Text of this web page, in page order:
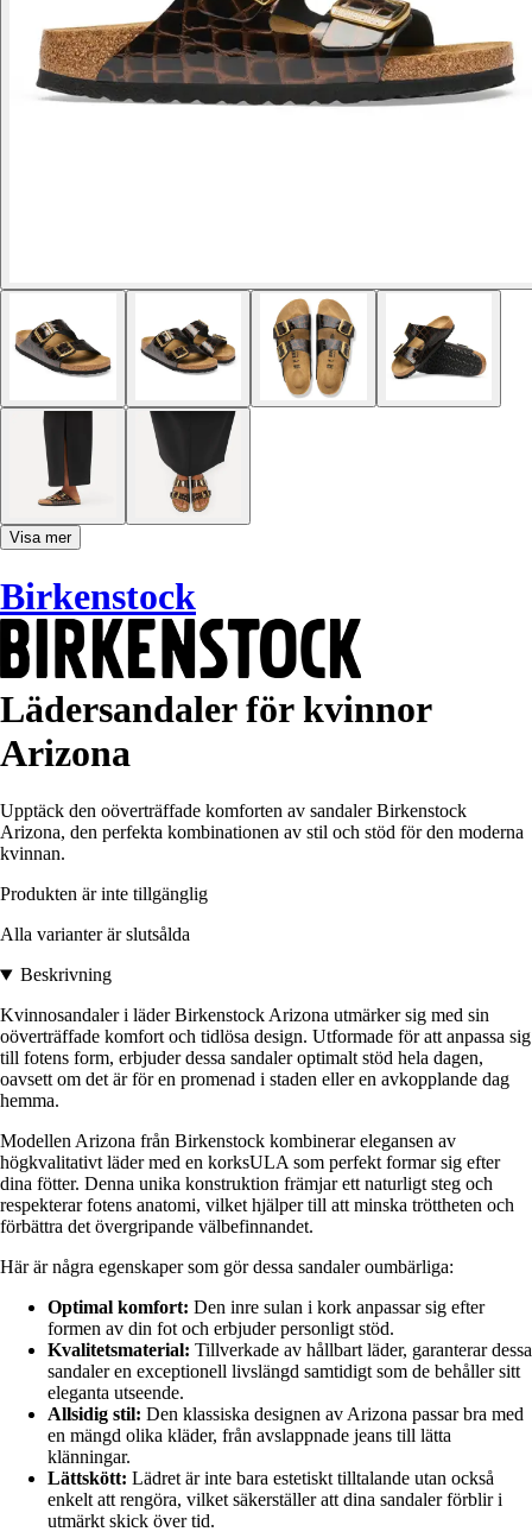
Visa mer
Birkenstock
Lädersandaler för kvinnor
Arizona
Upptäck den oöverträffade komforten av sandaler Birkenstock
Arizona, den perfekta kombinationen av stil och stöd för den moderna
kvinnan.
Produkten är inte tillgänglig
Alla varianter är slutsålda
Beskrivning
Kvinnosandaler i läder Birkenstock Arizona utmärker sig med sin
oöverträffade komfort och tidlösa design. Utformade för att anpassa sig
till fotens form, erbjuder dessa sandaler optimalt stöd hela dagen,
oavsett om det är för en promenad i staden eller en avkopplande dag
hemma.
Modellen Arizona från Birkenstock kombinerar elegansen av
högkvalitativt läder med en korksULA som perfekt formar sig efter
dina fötter. Denna unika konstruktion främjar ett naturligt steg och
respekterar fotens anatomi, vilket hjälper till att minska tröttheten och
förbättra det övergripande välbefinnandet.
Här är några egenskaper som gör dessa sandaler oumbärliga:
Optimal komfort: Den inre sulan i kork anpassar sig efter
formen av din fot och erbjuder personligt stöd.
Kvalitetsmaterial: Tillverkade av hållbart läder, garanterar dessa
sandaler en exceptionell livslängd samtidigt som de behåller sitt
eleganta utseende.
Allsidig stil: Den klassiska designen av Arizona passar bra med
en mängd olika kläder, från avslappnade jeans till lätta
klänningar.
Lättskött: Lädret är inte bara estetiskt tilltalande utan också
enkelt att rengöra, vilket säkerställer att dina sandaler förblir i
utmärkt skick över tid.